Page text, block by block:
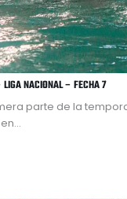
NACIONAL – FECHA 7
parte de la